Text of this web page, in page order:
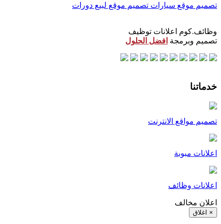
تصميم موقع سيارات تصميم موقع لبيع دورات
وظائف.كوم اعلانات توظيف
تصميم وبرمجة افضل الحلول
خدماتنا
تصميم مواقع الانترنت
اعلانات مبوبة
اعلانات وظائف
اعلان مخالف
× اغلاق